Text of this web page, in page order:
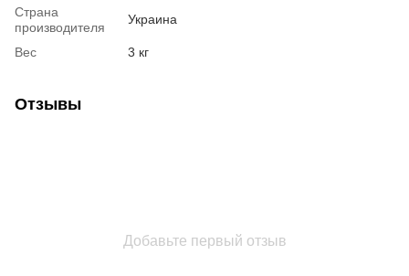
Страна
производителя
Украина
Вес 3 кг
Отзывы
Добавьте первый отзыв